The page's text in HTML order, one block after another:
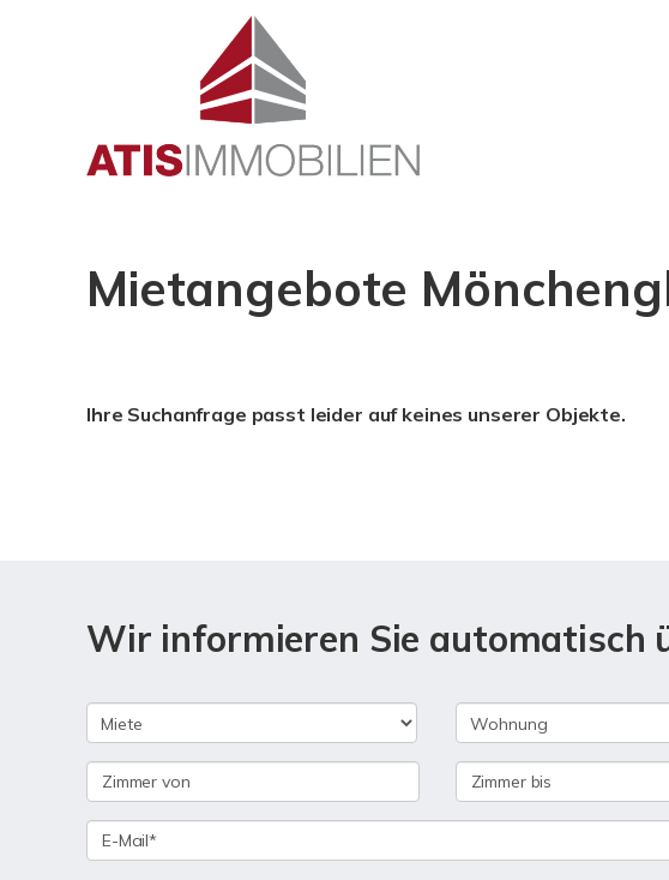
Mietangebote
Ihre Suchanfrage passt leider auf keines unserer Objekte.
Wir informieren Sie automatisch